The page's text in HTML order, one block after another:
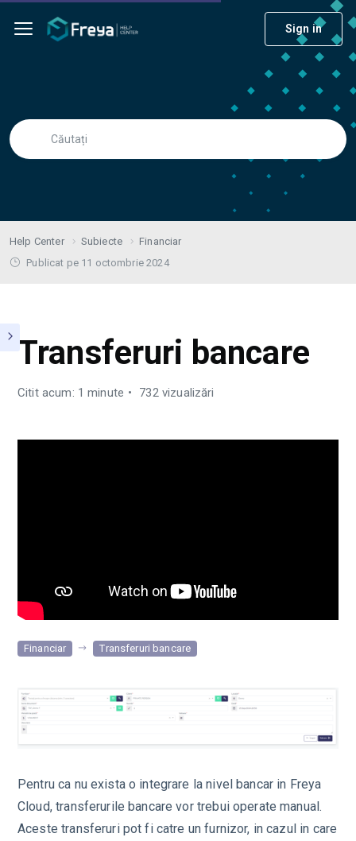
Sign in
Help Center Subiecte
Financiar
Publicat pe 11 octombrie 2024
Transferuri bancare
Citit acum: 1 minute 732 vizualizări
Financiar Transferuri bancare
Pentru ca nu exista o integrare la nivel bancar in Freya
Cloud, transferurile bancare vor trebui operate manual.
Aceste transferuri pot fi catre un furnizor, in cazul in care